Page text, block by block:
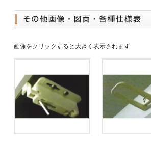
画像をクリックすると大きく表示されます